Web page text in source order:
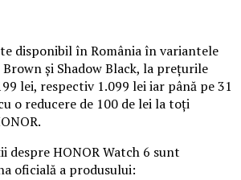
disponibil în România în variantele
și Shadow Black, la prețurile
lei, respectiv 1.099 lei iar până pe 31
o reducere de 100 de lei la toți
HONOR Watch 6 sunt
oficială a produsului: